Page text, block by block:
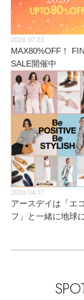
2026.07.23
MAX80%OFF！
SALE開催中
2026.04.17
アースデイは「エ
フ」と一緒に地球